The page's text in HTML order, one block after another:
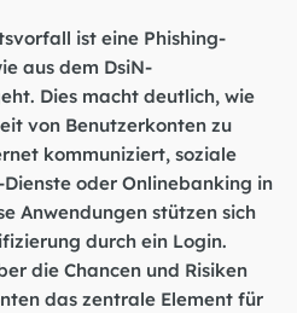
ist eine Phishing-
aus dem DsiN-
Dies macht deutlich, wie
von Benutzerkonten zu
kommuniziert, soziale
oder Onlinebanking in
Anwendungen stützen sich
durch ein Login.
die Chancen und Risiken
das zentrale Element für